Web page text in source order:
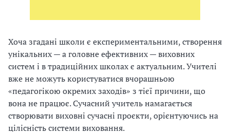
Хоча згадані школи є експериментальними, створення
унікальних — а головне ефективних — виховних
систем і в традиційних школах є актуальним. Учителі
вже не можуть користуватися вчорашньою
«педагогікою окремих заходів» з тієї причини, що
вона не працює. Сучасний учитель намагається
створювати виховні сучасні проєкти, орієнтуючись на
цілісність системи виховання.